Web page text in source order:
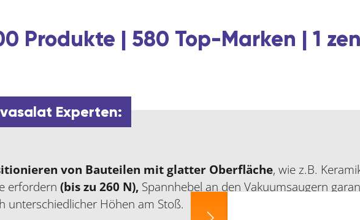
Produkte | 580 Top-Marken | 1
Experten:
von Bauteilen mit glatter Oberfläche, wie z.B.
erfordern (bis zu 260 N), Spannhebel an den Vakuumsaugern
unterschiedlicher Höhen am Stoß.